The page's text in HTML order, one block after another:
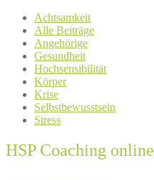
Achtsamkeit
Alle Beiträge
Angehörige
Gesundheit
Hochsensibilität
Körper
Krise
Selbstbewusstsein
Stress
HSP Coaching online